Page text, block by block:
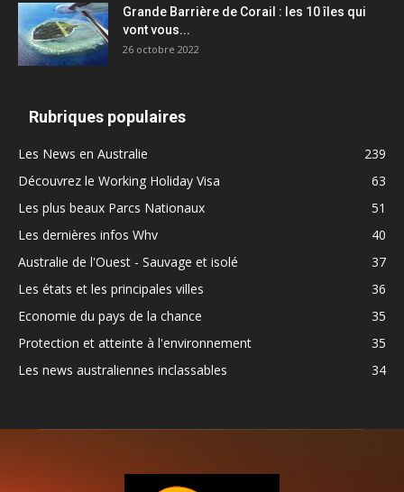
Grande Barrière de Corail : les 10 îles qui
vont vous...
26 octobre 2022
Rubriques populaires
Les News en Australie
239
Découvrez le Working Holiday Visa
63
Les plus beaux Parcs Nationaux
51
Les dernières infos Whv
40
Australie de l'Ouest - Sauvage et isolé
37
Les états et les principales villes
36
Economie du pays de la chance
35
Protection et atteinte à l'environnement
35
Les news australiennes inclassables
34